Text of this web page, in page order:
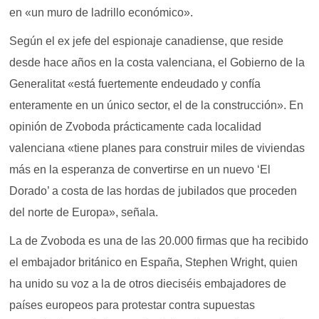
en «un muro de ladrillo económico».
Según el ex jefe del espionaje canadiense, que reside
desde hace años en la costa valenciana, el Gobierno de la
Generalitat «está fuertemente endeudado y confía
enteramente en un único sector, el de la construcción». En
opinión de Zvoboda prácticamente cada localidad
valenciana «tiene planes para construir miles de viviendas
más en la esperanza de convertirse en un nuevo ‘El
Dorado’ a costa de las hordas de jubilados que proceden
del norte de Europa», señala.
La de Zvoboda es una de las 20.000 firmas que ha recibido
el embajador británico en España, Stephen Wright, quien
ha unido su voz a la de otros dieciséis embajadores de
países europeos para protestar contra supuestas